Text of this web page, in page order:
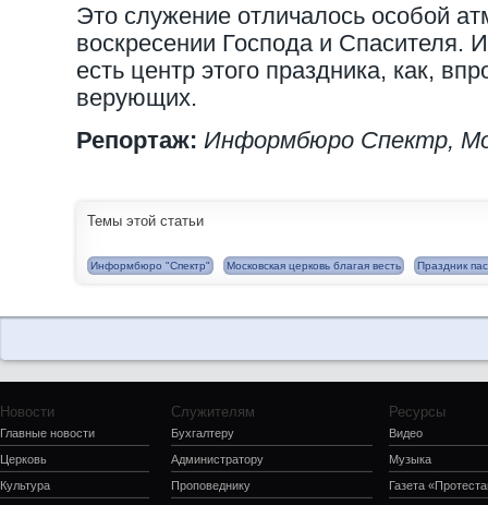
Это служение отличалось особой
воскресении Господа и Спасителя.
есть центр этого праздника, как,
верующих.
Репортаж: Информбюро Спектр,
Темы этой статьи
Информбюро "Спектр" Московская церковь благая весть Праздник
Новости
Главные новости
Церковь
Культура
Служителям
Бухгалтеру
Администратору
Проповеднику
Ресурсы
Видео
Музыка
Газета